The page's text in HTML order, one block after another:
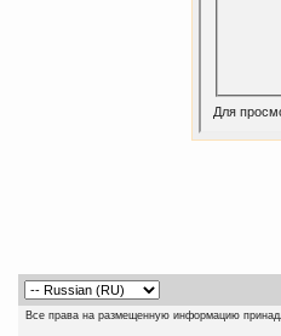
Для
Все права на размещенную информацию